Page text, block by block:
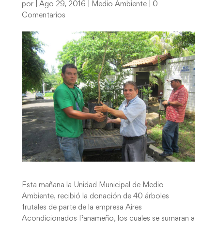
por Ago 29, 2016 Medio Ambiente| 0
Comentarios
Esta mañana la Unidad Municipal de Medio
Ambiente, recibió la donación de 40 árboles
frutales de parte de la empresa Aires
Acondicionados Panameño, los cuales se sumaran a